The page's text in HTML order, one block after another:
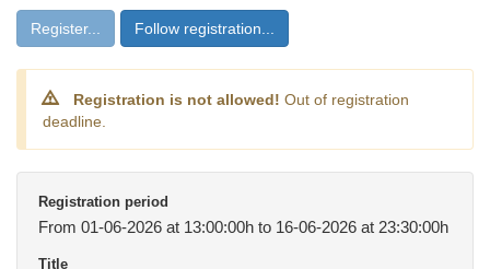
Register... Follow registration...
Registration is not allowed! Out of registration
deadline.
Registration period
From 01-06-2026 at 13:00:00h to 16-06-2026 at 23:30:00h
Title